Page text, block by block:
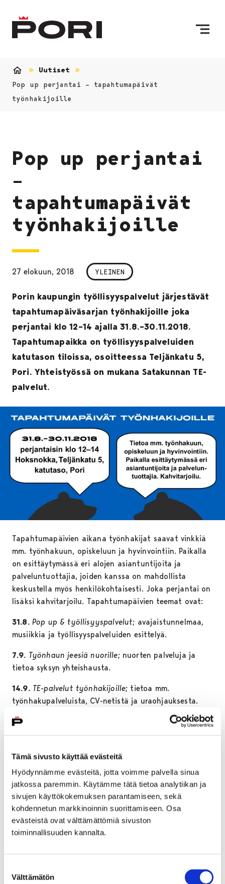
Tämä sivusto käyttää evästeitä
Hyödynnämme evästeitä, jotta voimme palvella sinua
jatkossa paremmin. Käytämme tätä tietoa analytiikan ja
sivujen käyttökokemuksen parantamiseen, sekä
kohdennetun markkinoinnin suorittamiseen. Osa
evästeistä ovat välttämättömiä sivuston
toiminnallisuuden kannalta.
valinta
Välttämätön
Uutiset
Pop up perjantai – tapahtumapäivät
työnhakijoille
Pop up perjantai
–
tapahtumapäivät
työnhakijoille
27 elokuun, 2018 YLEINEN
Porin kaupungin työllisyyspalvelut järjestävät
tapahtumapäiväsarjan työnhakijoille joka
perjantai klo 12–14 ajalla 31.8.–30.11.2018.
Tapahtumapaikka on työllisyyspalveluiden
katutason tiloissa, osoitteessa Teljänkatu 5,
Pori. Yhteistyössä on mukana Satakunnan TE-
palvelut.
Tapahtumapäivien aikana työnhakijat saavat vinkkiä
mm. työnhakuun, opiskeluun ja hyvinvointiin. Paikalla
on esittäytymässä eri alojen asiantuntijoita ja
palveluntuottajia, joiden kanssa on mahdollista
keskustella myös henkilökohtaisesti. Joka perjantai on
lisäksi kahvitarjoilu. Tapahtumapäivien teemat ovat:
31.8. Pop up & työllisyyspalvelut; avajaistunnelmaa,
musiikkia ja työllisyyspalveluiden esittelyä.
7.9. Työnhaun jeesiä nuorille; nuorten palveluja ja
tietoa syksyn yhteishausta.
14.9. TE-palvelut työnhakijoille; tietoa mm.
työnhakupalveluista, CV-netistä ja uraohjauksesta.
21.9.
; tietoa talousasioista,
talousohjausta ja neuvontaa.
28.9. Hyvinvoinnin tueksi; tietoa oman hyvinvoinnin
huoltamisesta ja palveluista.
5.10. Keikkatyötä tarjolla;vuokratyöfirmoja
esittelemässä avoimia töitä.
12.10. Kotouttamispalveluja;palveluita
maahanmuuttajille.
19.10. Vaihtoehtoinen opiskelu;erilaisten